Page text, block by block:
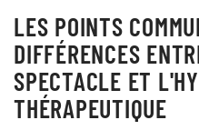
LES POINTS
DIFFÉRENCES
SPECTACLE ET
THÉRAPEUTIQUE